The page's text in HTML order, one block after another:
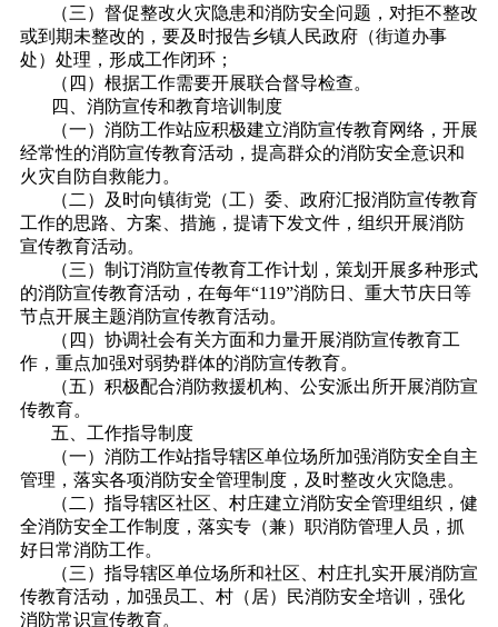
（三）督促整改火灾隐患和消防安全问题，对拒不整改
或到期未整改的，要及时报告乡镇人民政府（街道办事
处）处理，形成工作闭环；
（四）根据工作需要开展联合督导检查。
四、消防宣传和教育培训制度
（一）消防工作站应积极建立消防宣传教育网络，开展
经常性的消防宣传教育活动，提高群众的消防安全意识和
火灾自防自救能力。
（二）及时向镇街党（工）委、政府汇报消防宣传教育
工作的思路、方案、措施，提请下发文件，组织开展消防
宣传教育活动。
（三）制订消防宣传教育工作计划，策划开展多种形式
的消防宣传教育活动，在每年“119”消防日、重大节庆日等
节点开展主题消防宣传教育活动。
（四）协调社会有关方面和力量开展消防宣传教育工
作，重点加强对弱势群体的消防宣传教育。
（五）积极配合消防救援机构、公安派出所开展消防宣
传教育。
五、工作指导制度
（一）消防工作站指导辖区单位场所加强消防安全自主
管理，落实各项消防安全管理制度，及时整改火灾隐患。
（二）指导辖区社区、村庄建立消防安全管理组织，健
全消防安全工作制度，落实专（兼）职消防管理人员，抓
好日常消防工作。
（三）指导辖区单位场所和社区、村庄扎实开展消防宣
传教育活动，加强员工、村（居）民消防安全培训，强化
消防常识宣传教育。